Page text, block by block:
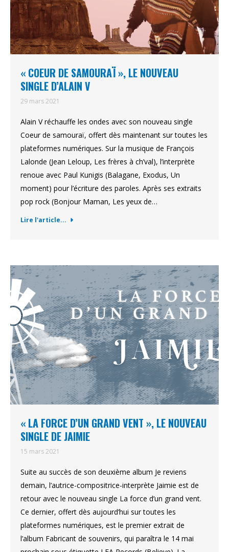
« COEUR DE SAMOURAÏ », LE NOUVEAU
SINGLE D’ALAIN V
29 mars 2021
Alain V réchauffe les ondes avec son nouveau single
Coeur de samouraï, offert dès maintenant sur toutes les
plateformes numériques. Sur la musique de François
Lalonde (Jean Leloup, Les frères à ch’val), l’interprète
renoue avec Paul Kunigis (Balagane, Exodus, Un
moment) pour l’écriture des paroles. Après ses extraits
pop rock (Bonjour Maman, Les yeux de…
Lire l'article...
« LA FORCE D’UN GRAND VENT », LE NOUVEAU
SINGLE DE JAIMIE
15 mars 2021
Suite au succès de son deuxième album Je reviens
demain, l’autrice-compositrice-interprète Jaimie est de
retour avec le nouveau single La force d’un grand vent.
Ce dernier, offert dès aujourd’hui sur toutes les
plateformes numériques, est le premier extrait de
l’album Fabricant de souvenirs, qui paraîtra le 14 mai